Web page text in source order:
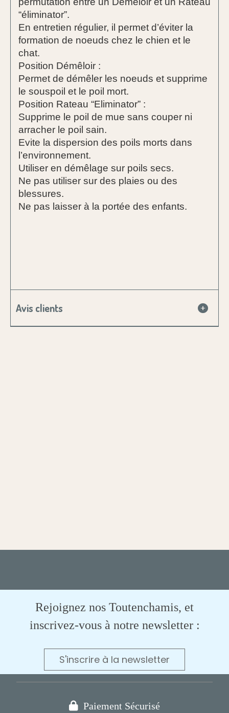
“éliminator”.
En entretien régulier, il permet d’éviter la
formation de noeuds chez le chien et le
chat.
Position Démêloir :
Permet de démêler les noeuds et supprime
le souspoil et le poil mort.
Position Rateau “Eliminator” :
Supprime le poil de mue sans couper ni
arracher le poil sain.
Evite la dispersion des poils morts dans
l’environnement.
Utiliser en démêlage sur poils secs.
Ne pas utiliser sur des plaies ou des
blessures.
Ne pas laisser à la portée des enfants.
Avis clients
Rejoignez nos Toutenchamis, et
inscrivez-vous à notre newsletter :
S'inscrire à la newsletter
 Paiement Sécurisé